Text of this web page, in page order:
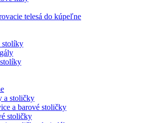
telesá do kúpeľne
stolíky
a stoličky
a barové stoličky
stoličky